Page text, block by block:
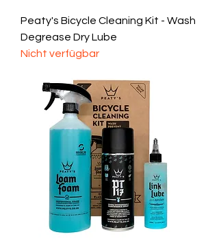
Peaty's Bicycle Cleaning Kit - Wash
Degrease Dry Lube
Nicht verfügbar